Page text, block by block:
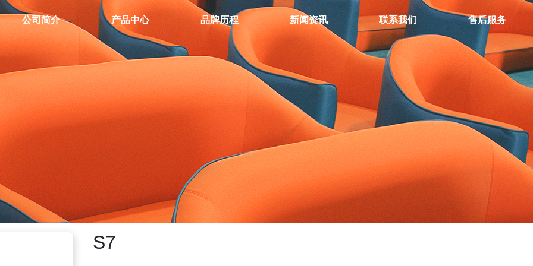
公司简介 产品中心 品牌历程 新闻资讯 联系我们 售后服务
S7